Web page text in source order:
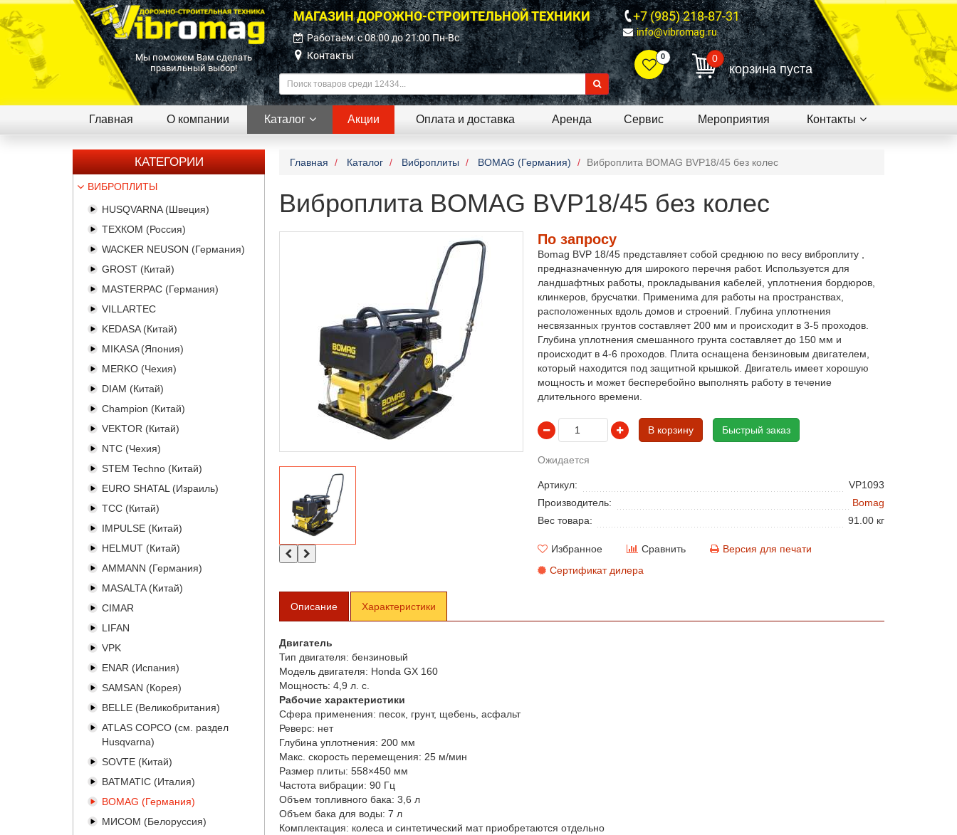
Мы поможем Вам сделать
правильный выбор!
МАГАЗИН ДОРОЖНО-СТРОИТЕЛЬНОЙ ТЕХНИКИ
Работаем: c 08:00 до 21:00 Пн-Вс
Контакты
+7 (985) 218-87-31
info@vibromag.ru
0 0
корзина пуста
Главная О компании Каталог Акции Оплата и доставка Аренда Сервис Мероприятия Контакты
КАТЕГОРИИ
ВИБРОПЛИТЫ
HUSQVARNA (Швеция)
ТЕХКОМ (Россия)
WACKER NEUSON (Германия)
GROST (Китай)
MASTERPAC (Германия)
VILLARTEC
KEDASA (Китай)
MIKASA (Япония)
MERKO (Чехия)
DIAM (Китай)
Champion (Китай)
VEKTOR (Китай)
NTC (Чехия)
STEM Techno (Китай)
EURO SHATAL (Израиль)
TCC (Китай)
IMPULSE (Китай)
HELMUT (Китай)
AMMANN (Германия)
MASALTA (Китай)
CIMAR
LIFAN
VPK
ENAR (Испания)
SAMSAN (Корея)
BELLE (Великобритания)
ATLAS COPCO (см. раздел
Husqvarna)
SOVTE (Китай)
BATMATIC (Италия)
BOMAG (Германия)
МИСОМ (Белоруссия)
Главная Каталог Виброплиты BOMAG (Германия) Виброплита BOMAG BVP18/45 без колес
Виброплита BOMAG BVP18/45 без колес
По запросу
Bomag BVP 18/45 представляет собой среднюю по весу виброплиту ,
предназначенную для широкого перечня работ. Используется для
ландшафтных работы, прокладывания кабелей, уплотнения бордюров,
клинкеров, брусчатки. Применима для работы на пространствах,
расположенных вдоль домов и строений. Глубина уплотнения
несвязанных грунтов составляет 200 мм и происходит в 3-5 проходов.
Глубина уплотнения смешанного грунта составляет до 150 мм и
происходит в 4-6 проходов. Плита оснащена бензиновым двигателем,
который находится под защитной крышкой. Двигатель имеет хорошую
мощность и может бесперебойно выполнять работу в течение
длительного времени.
В корзину Быстрый заказ
Ожидается
Артикул:
VP1093
Производитель:
Bomag
Вес товара:
91.00 кг
Избранное Сравнить
Версия для печати
Сертификат дилера
Описание Характеристики
Двигатель
Тип двигателя: бензиновый
Модель двигателя: Honda GX 160
Мощность: 4,9 л. с.
Рабочие характеристики
Сфера применения: песок, грунт, щебень, асфальт
Реверс: нет
Глубина уплотнения: 200 мм
Макс. скорость перемещения: 25 м/мин
Размер плиты: 558×450 мм
Частота вибрации: 90 Гц
Объем топливного бака: 3,6 л
Объем бака для воды: 7 л
Комплектация: колеса и синтетический мат приобретаются отдельно